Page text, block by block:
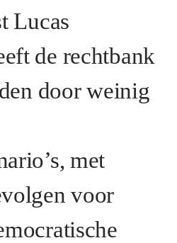
Lucas
de rechtbank
door weinig
met
voor